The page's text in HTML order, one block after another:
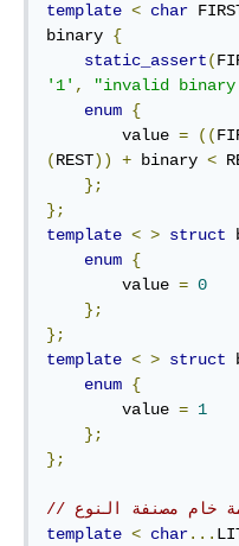
template < char
binary {
static_assert(
'1' , "invalid
enum {
        value
= ((
(REST)) + binary <
};
};
template < > struct
enum {
        value
= 0
};
};
template < > struct
enum {
        value
= 1
};
};
خام مصنفة النوع
template < char...